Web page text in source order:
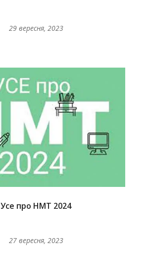
29 вересня, 2023
Усе про НМТ 2024
27 вересня, 2023